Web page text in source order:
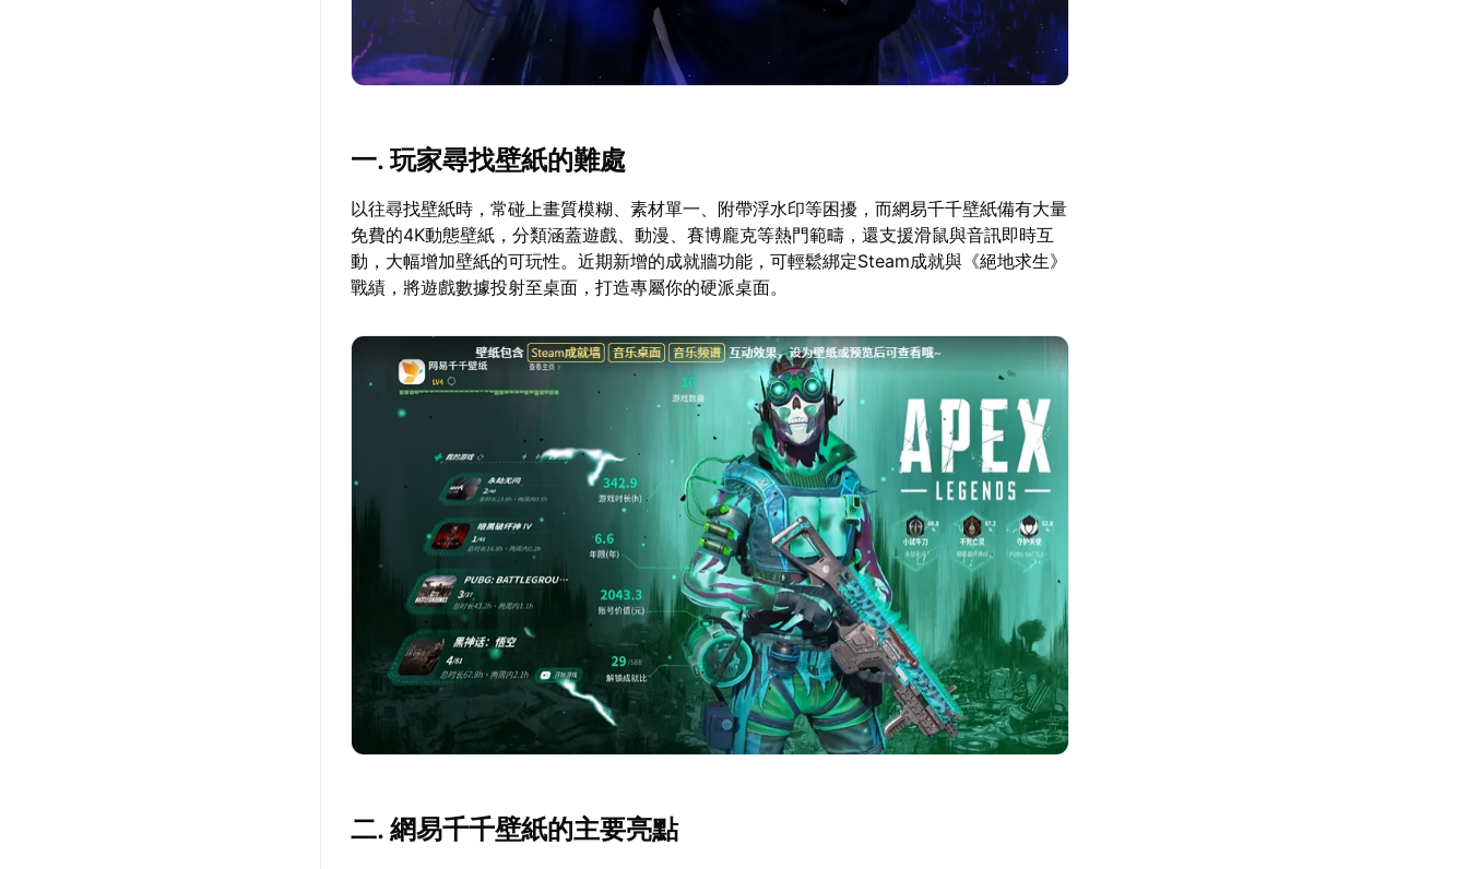
一. 玩家尋找壁紙的難處
以往尋找壁紙時，常碰上畫質模糊、素材單一、附帶浮水印等困擾，而網易千千壁紙備有大量
免費的4K動態壁紙，分類涵蓋遊戲、動漫、賽博龐克等熱門範疇，還支援滑鼠與音訊即時互
動，大幅增加壁紙的可玩性。近期新增的成就牆功能，可輕鬆綁定Steam成就與《絕地求生》
戰績，將遊戲數據投射至桌面，打造專屬你的硬派桌面。
二. 網易千千壁紙的主要亮點